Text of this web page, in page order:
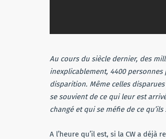
Au cours du siècle dernier, des
inexplicablement, 4400
disparition. Même celles
se souvient de ce qui leur est
changé et qui se méfie de ce
A l’heure qu’il est, si la CW a déjà